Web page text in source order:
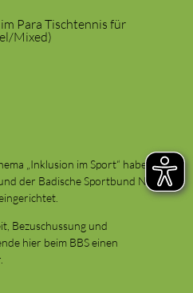
Para Tischtennis für
Mixed)
„Inklusion im Sport“ haben der
der Badische Sportbund Nord
Bezuschussung und
hier beim BBS einen